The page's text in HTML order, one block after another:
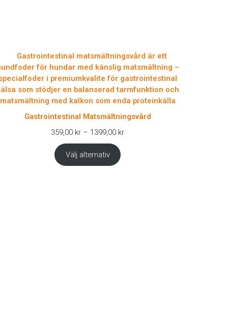
Gastrointestinal Matsmältningsvård
359,00 kr – 1399,00 krPrisintervall:
Välj alternativ